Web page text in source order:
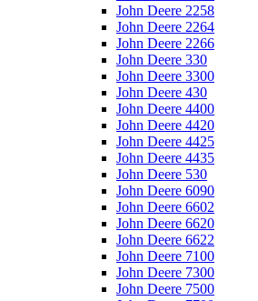
John Deere 2258
John Deere 2264
John Deere 2266
John Deere 330
John Deere 3300
John Deere 430
John Deere 4400
John Deere 4420
John Deere 4425
John Deere 4435
John Deere 530
John Deere 6090
John Deere 6602
John Deere 6620
John Deere 6622
John Deere 7100
John Deere 7300
John Deere 7500